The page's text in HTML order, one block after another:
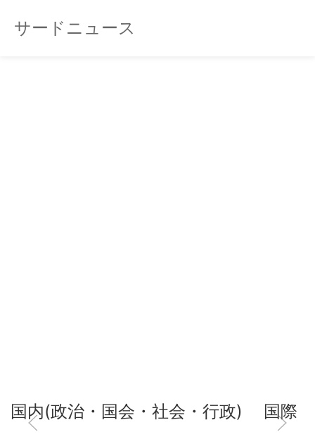
サードニュース
国内(政治・国会・社会・行政) 国際